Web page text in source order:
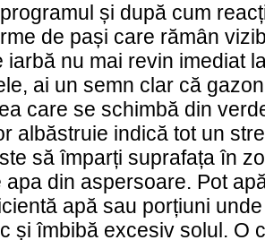
și după cum
de pași care rămân
iarbă nu mai revin imediat
ai un semn clar că
care se schimbă din
albăstruie indică tot un
să împarți suprafața în
apa din aspersoare. Pot
apă sau porțiuni
și îmbibă excesiv solul. O